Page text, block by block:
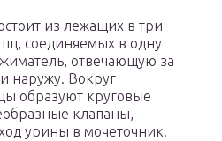
из лежащих в три
соединяемых в одну
отвечающую за
наружу. Вокруг
образуют круговые
клапаны,
урины в мочеточник.